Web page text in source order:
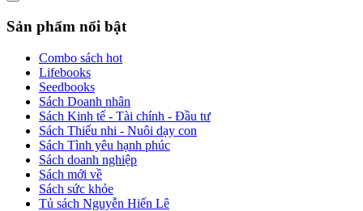
Sản phẩm nổi bật
Combo sách hot
Lifebooks
Seedbooks
Sách Doanh nhân
Sách Kinh tế - Tài chính - Đầu tư
Sách Thiếu nhi - Nuôi dạy con
Sách Tình yêu hạnh phúc
Sách doanh nghiệp
Sách mới về
Sách sức khỏe
Tủ sách Nguyễn Hiến Lê